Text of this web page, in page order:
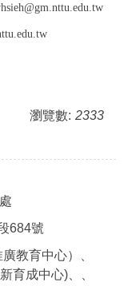
瀏覽數: 2333
684號
教育中心）、
育成中心)、、